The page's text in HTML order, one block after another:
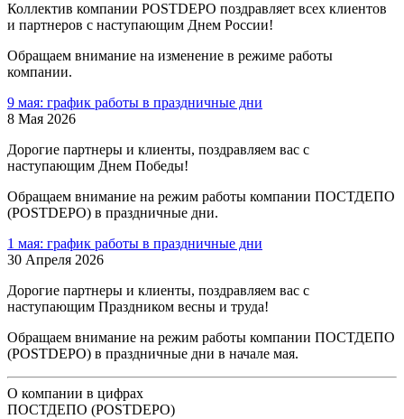
Коллектив компании POSTDEPO поздравляет всех клиентов
и партнеров с наступающим Днем России!
Обращаем внимание на изменение в режиме работы
компании.
9 мая: график работы в праздничные дни
8 Мая 2026
Дорогие партнеры и клиенты, поздравляем вас с
наступающим Днем Победы!
Обращаем внимание на режим работы компании ПОСТДЕПО
(POSTDEPO) в праздничные дни.
1 мая: график работы в праздничные дни
30 Апреля 2026
Дорогие партнеры и клиенты, поздравляем вас с
наступающим Праздником весны и труда!
Обращаем внимание на режим работы компании ПОСТДЕПО
(POSTDEPO) в праздничные дни в начале мая.
О компании в цифрах
ПОСТДЕПО (POSTDEPO)